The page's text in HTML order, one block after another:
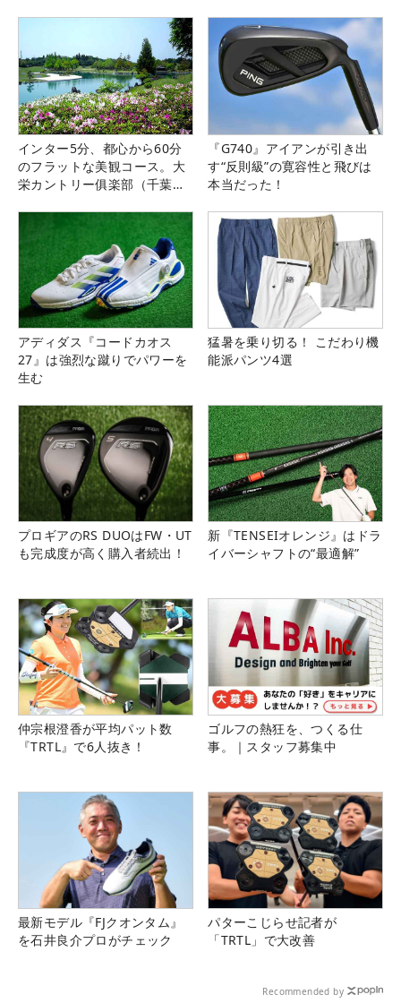
インター5分、都心から60分
のフラットな美観コース。大
栄カントリー俱楽部（千葉
『G740』アイアンが引き出
す“反則級”の寛容性と飛びは
本当だった！
アディダス『コードカオス
27』は強烈な蹴りでパワーを
生む
猛暑を乗り切る！ こだわり機
能派パンツ4選
プロギアのRS DUOはFW・UT
も完成度が高く購入者続出！
新『TENSEIオレンジ』はドラ
イバーシャフトの“最適解”
仲宗根澄香が平均パット数
『TRTL』で6人抜き！
ゴルフの熱狂を、つくる仕
事。｜スタッフ募集中
最新モデル『FJクオンタム』
を石井良介プロがチェック
パターこじらせ記者が
「TRTL」で大改善
Recommended by